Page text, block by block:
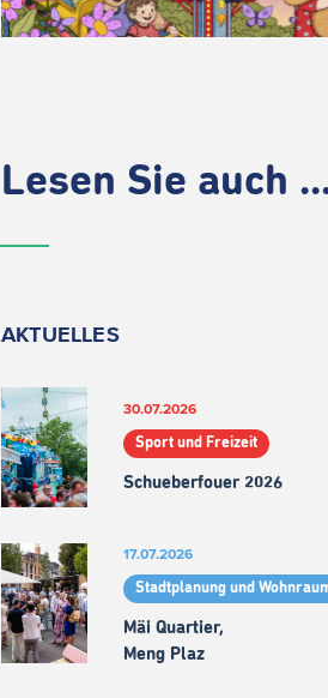
Lesen Sie auch
AKTUELLES
30.07.2026
Sport und Freizeit
Schueberfouer 2026
17.07.2026
Stadtplanung und
Mäi Quartier,
Meng Plaz